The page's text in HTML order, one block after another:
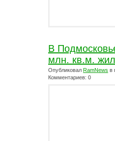
В
млн. кв.м.
Опубликовал RamNews в
Комментариев: 0